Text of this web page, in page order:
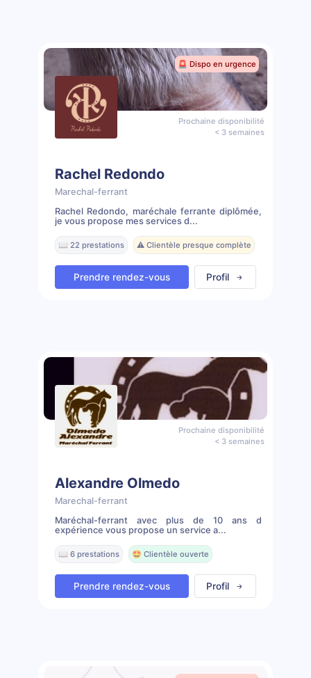
🚨 Dispo en urgence
Prochaine disponibilité
< 3 semaines
Rachel Redondo
Marechal-ferrant
Rachel Redondo, maréchale ferrante diplômée,
je vous propose mes services d...
📖 22 prestations ⚠️ Clientèle presque complète
Prendre rendez-vous Profil
Prochaine disponibilité
< 3 semaines
Alexandre Olmedo
Marechal-ferrant
Maréchal-ferrant avec plus de 10 ans d
expérience vous propose un service a...
📖 6 prestations 🤩 Clientèle ouverte
Prendre rendez-vous Profil